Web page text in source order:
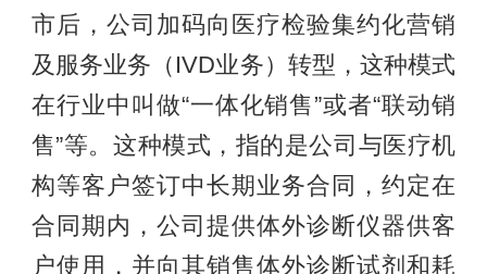
市后，公司加码向医疗检验集约化营销
及服务业务（IVD业务）转型，这种模式
在行业中叫做“一体化销售”或者“联动销
售”等。这种模式，指的是公司与医疗机
构等客户签订中长期业务合同，约定在
合同期内，公司提供体外诊断仪器供客
户使用，并向其销售体外诊断试剂和耗